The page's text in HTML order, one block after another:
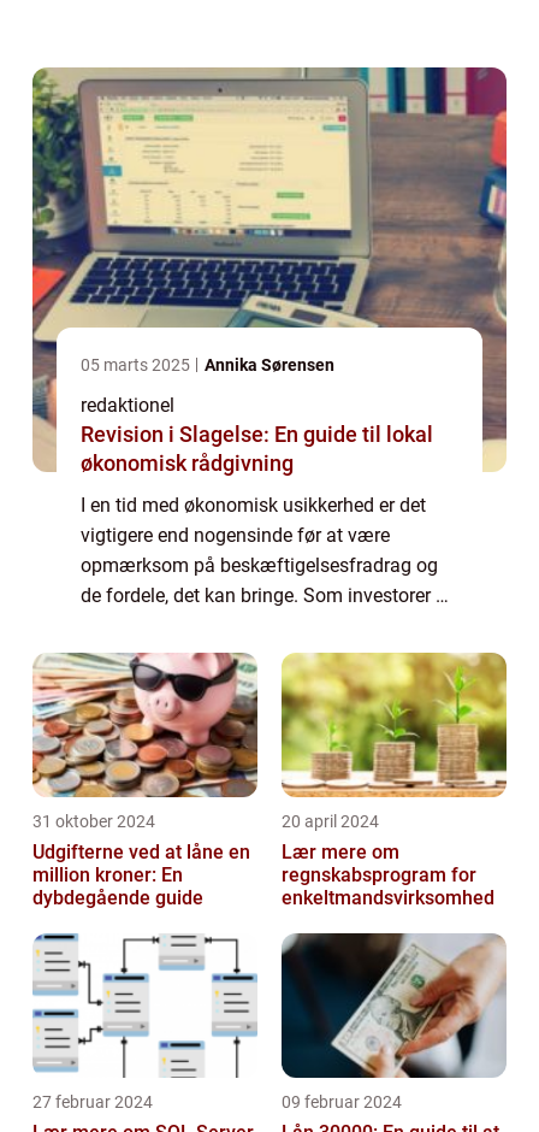
...
05 marts 2025 Annika Sørensen
redaktionel
Revision i Slagelse: En guide til lokal
økonomisk rådgivning
I en tid med økonomisk usikkerhed er det
vigtigere end nogensinde før at være
opmærksom på beskæftigelsesfradrag og
de fordele, det kan bringe. Som investorer og
udnytte dette fradrag til fulde. Denne artikel
...
31 oktober 2024
Udgifterne ved at låne en
million kroner: En
dybdegående guide
20 april 2024
Lær mere om
regnskabsprogram for
enkeltmandsvirksomhed
27 februar 2024 09 februar 2024